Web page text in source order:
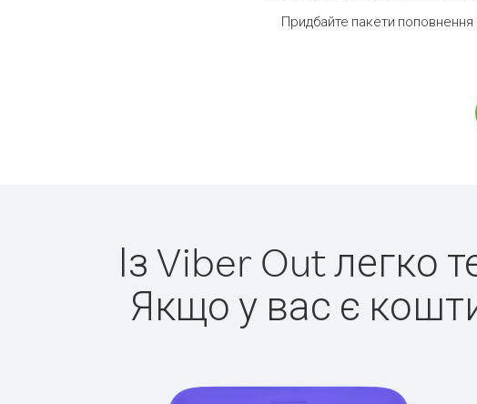
Придбайте пакети
Із Viber Out легко
Якщо у вас є